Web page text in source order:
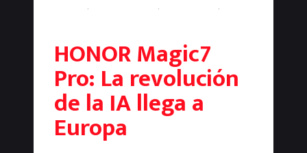
, ,
,
HONOR Magic7
Pro: La revolución
de la IA llega a
Europa